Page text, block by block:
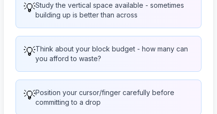
💡Study the vertical space available - sometimes
building up is better than across
💡Think about your block budget - how many can
you afford to waste?
💡Position your cursor/finger carefully before
committing to a drop